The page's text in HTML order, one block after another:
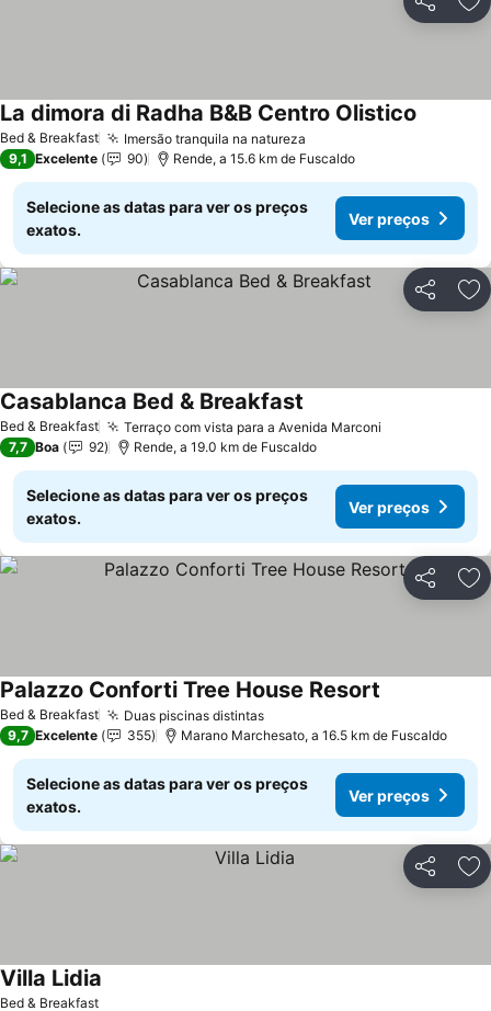
Partilhar
Bed & Breakfast Imersão tranquila na natureza
La dimora di Radha B&B Centro Olistico
9,1 Excelente 90 Rende, a 15.6 km de Fuscaldo
Selecione as datas para ver os preços
exatos.
Ver preços
Partilhar
Bed & Breakfast Terraço com vista para a Avenida Marconi
Casablanca Bed & Breakfast
7,7 Boa 92 Rende, a 19.0 km de Fuscaldo
Selecione as datas para ver os preços
exatos.
Ver preços
Partilhar
Bed & Breakfast Duas piscinas distintas
Palazzo Conforti Tree House Resort
9,7 Excelente 355 Marano Marchesato, a 16.5 km de Fuscaldo
Selecione as datas para ver os preços
exatos.
Ver preços
Partilhar
Bed & Breakfast
Villa Lidia